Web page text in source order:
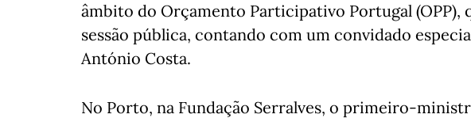
âmbito do Orçamento Participativo Portugal (OPP),
sessão pública, contando com um convidado
António Costa.
No Porto, na Fundação Serralves, o primeiro-